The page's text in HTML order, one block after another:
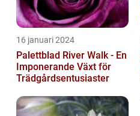
16 januari 2024
Palettblad River Walk - En
Imponerande Växt för
Trädgårdsentusiaster